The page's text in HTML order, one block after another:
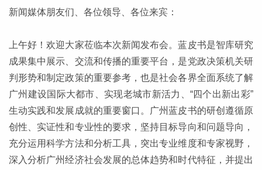
新闻媒体朋友们、各位领导、各位来宾：
上午好！欢迎大家莅临本次新闻发布会。蓝皮书是智库研究
成果集中展示、交流和传播的重要平台，是党政决策机关研
判形势和制定政策的重要参考，也是社会各界全面系统了解
广州建设国际大都市、实现老城市新活力、“四个出新出彩”
生动实践和发展成就的重要窗口。广州蓝皮书的研创遵循原
创性、实证性和专业性的要求，坚持目标导向和问题导向，
充分运用科学方法和分析工具，突出专业维度和专家视野，
深入分析广州经济社会发展的总体趋势和时代特征，并提出